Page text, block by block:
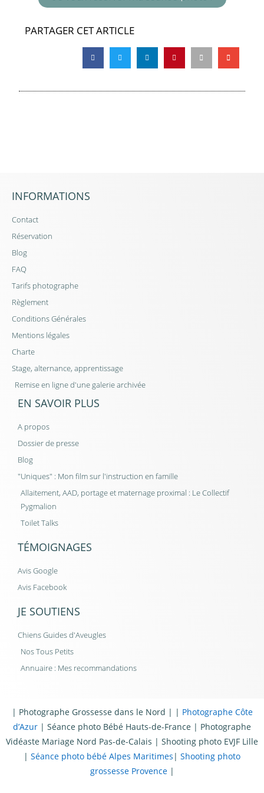
PARTAGER CET ARTICLE
INFORMATIONS
Contact
Réservation
Blog
FAQ
Tarifs photographe
Règlement
Conditions Générales
Mentions légales
Charte
Stage, alternance, apprentissage
Remise en ligne d'une galerie archivée
EN SAVOIR PLUS
A propos
Dossier de presse
Blog
"Uniques" : Mon film sur l'instruction en famille
Allaitement, AAD, portage et maternage proximal : Le Collectif
Pygmalion
Toilet Talks
TÉMOIGNAGES
Avis Google
Avis Facebook
JE SOUTIENS
Chiens Guides d'Aveugles
Nos Tous Petits
Annuaire : Mes recommandations
| Photographe Grossesse dans le Nord | | Photographe Côte
d’Azur | Séance photo Bébé Hauts-de-France | Photographe
Vidéaste Mariage Nord Pas-de-Calais | Shooting photo EVJF Lille
| Séance photo bébé Alpes Maritimes | Shooting photo
grossesse Provence|